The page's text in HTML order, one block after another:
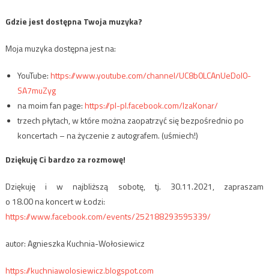
Gdzie jest dostępna Twoja muzyka?
Moja muzyka dostępna jest na:
YouTube:https://www.youtube.com/channel/UC8b0LCAnUeDoI0-
SA7muZyg
na moim fan page:https://pl-pl.facebook.com/IzaKonar/
trzech płytach, w które można zaopatrzyć się bezpośrednio po
koncertach – na życzenie z autografem. (uśmiech!)
Dziękuję Ci bardzo za rozmowę!
Dziękuję i w najbliższą sobotę, tj. 30.11.2021, zapraszam
o 18.00 na koncert w Łodzi:
https://www.facebook.com/events/252188293595339/
autor: Agnieszka Kuchnia-Wołosiewicz
https://kuchniawolosiewicz.blogspot.com